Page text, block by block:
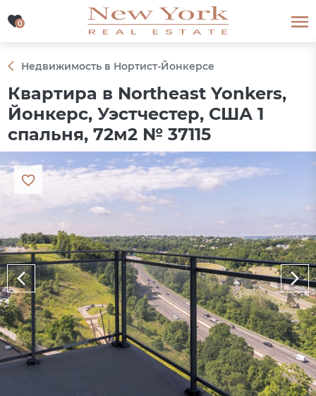
0
0
Недвижимость в Нортист-Йонкерсе
Квартира в Northeast Yonkers,
Йонкерс, Уэстчестер, США 1
спальня, 72м2 № 37115